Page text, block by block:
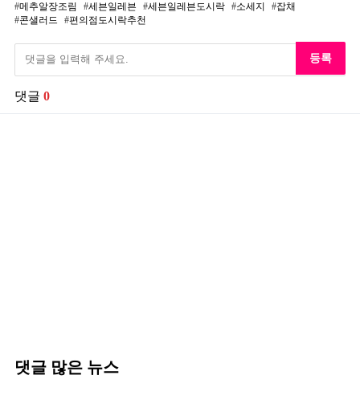
메추알장조림
세븐일레븐 세븐일레븐도시락 소세지
잡채
콘샐러드
편의점도시락추천
등록
댓글 0
댓글 많은 뉴스